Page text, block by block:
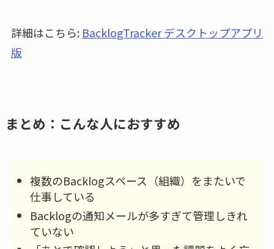
詳細はこちら: BacklogTracker デスクトップアプリ
版
まとめ：こんな人におすすめ
複数のBacklogスペース（組織）をまたいで
仕事している
Backlogの通知メールが多すぎて管理しきれ
ていない